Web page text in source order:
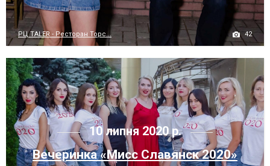
РЦ TALER - Ресторан Торс... 42
10 липня 2020 р.
Вечеринка «Мисс Славянск 2020»